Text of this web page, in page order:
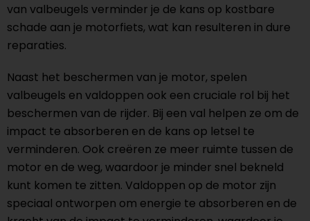
van valbeugels verminder je de kans op kostbare
schade aan je motorfiets, wat kan resulteren in dure
reparaties.
Naast het beschermen van je motor, spelen
valbeugels en valdoppen ook een cruciale rol bij het
beschermen van de rijder. Bij een val helpen ze om de
impact te absorberen en de kans op letsel te
verminderen. Ook creëren ze meer ruimte tussen de
motor en de weg, waardoor je minder snel bekneld
kunt komen te zitten. Valdoppen op de motor zijn
speciaal ontworpen om energie te absorberen en de